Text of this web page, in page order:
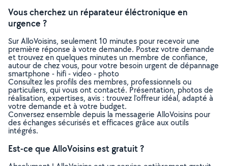
Vous cherchez un réparateur éléctronique en
urgence ?
Sur AlloVoisins, seulement 10 minutes pour recevoir une
première réponse à votre demande. Postez votre demande
et trouvez en quelques minutes un membre de confiance,
autour de chez vous, pour votre besoin urgent de dépannage
smartphone - hifi - video - photo
Consultez les profils des membres, professionnels ou
particuliers, qui vous ont contacté. Présentation, photos de
réalisation, expertises, avis : trouvez l'offreur idéal, adapté à
votre demande et à votre budget.
Conversez ensemble depuis la messagerie AlloVoisins pour
des échanges sécurisés et efficaces grâce aux outils
intégrés.
Est-ce que AlloVoisins est gratuit ?